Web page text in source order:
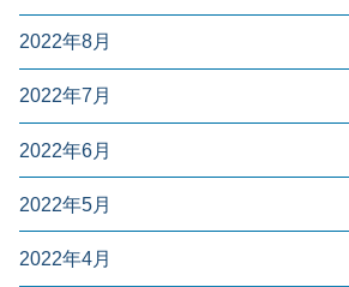
2022年8月
2022年7月
2022年6月
2022年5月
2022年4月